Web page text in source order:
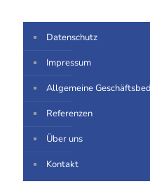
Datenschutz
Impressum
Allgemeine
Referenzen
Über uns
Kontakt